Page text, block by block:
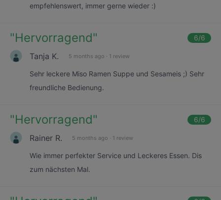
empfehlenswert, immer gerne wieder :)
"Hervorragend" 6/6
Tanja K. 5 months ago · 1 review
Sehr leckere Miso Ramen Suppe und Sesameis ;) Sehr
freundliche Bedienung.
"Hervorragend" 6/6
Rainer R. 5 months ago · 1 review
Wie immer perfekter Service und Leckeres Essen. Dis
zum nächsten Mal.